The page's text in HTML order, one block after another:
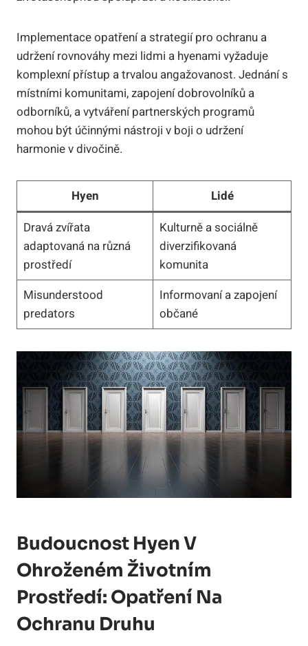
Implementace opatření a strategií pro ochranu a
udržení rovnováhy mezi lidmi a hyenami vyžaduje
komplexní přístup a trvalou angažovanost. Jednání s
místními komunitami, zapojení dobrovolníků a
odborníků, a vytváření partnerských programů
mohou být účinnými nástroji v boji o udržení
harmonie v divočině.
Hyen
Lidé
Dravá zvířata
adaptovaná na různá
prostředí
Kulturně a sociálně
diverzifikovaná
komunita
Misunderstood
predators
Informovaní a zapojení
občané
Budoucnost Hyen V
Ohroženém Životním
Prostředí: Opatření Na
Ochranu Druhu